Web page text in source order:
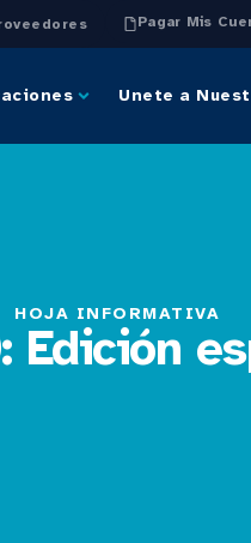
Pagar Mis
Unete a
HOJA INFORMATIVA